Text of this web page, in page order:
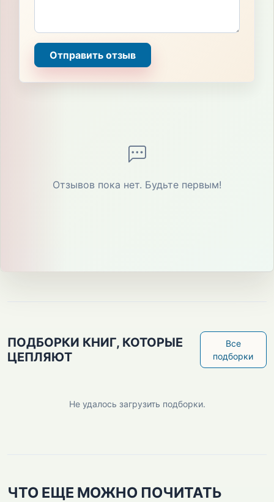
Отправить отзыв
Отзывов пока нет. Будьте первым!
ПОДБОРКИ КНИГ, КОТОРЫЕ
ЦЕПЛЯЮТ
Все
подборки
Не удалось загрузить подборки.
ЧТО ЕЩЕ МОЖНО ПОЧИТАТЬ